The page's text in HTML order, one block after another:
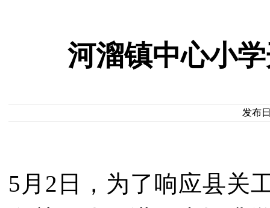
河溜镇中心小
发布
5月2日，为了响应县关